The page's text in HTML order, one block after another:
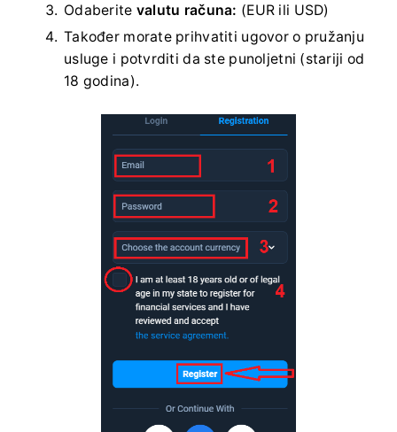
Odaberite valutu računa: (EUR ili USD)
Također morate prihvatiti ugovor o pružanju
usluge i potvrditi da ste punoljetni (stariji od
18 godina).